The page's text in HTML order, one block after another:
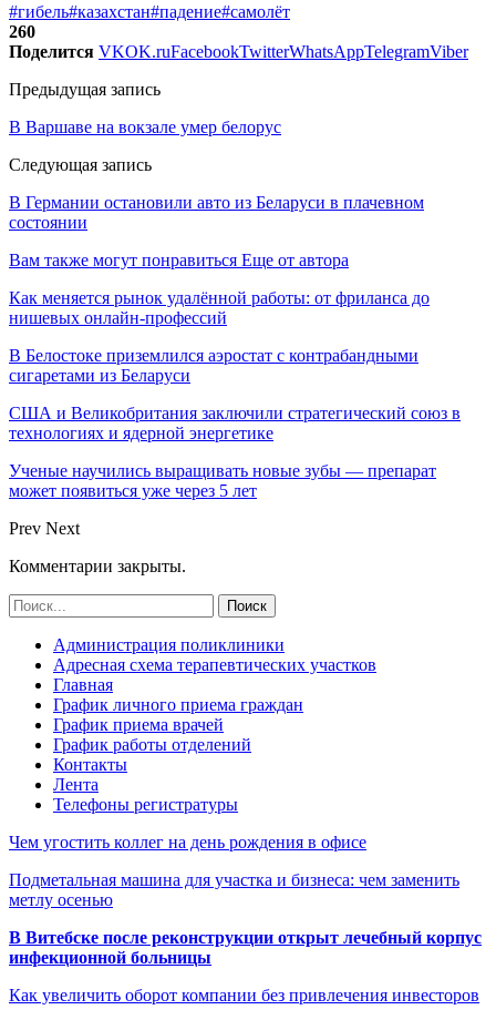
#гибель#казахстан#падение#самолёт
260
Поделится VKOK.ruFacebookTwitterWhatsAppTelegramViber
Предыдущая запись
В Варшаве на вокзале умер белорус
Следующая запись
В Германии остановили авто из Беларуси в плачевном
состоянии
Вам также могут понравиться Еще от автора
Как меняется рынок удалённой работы: от фриланса до
нишевых онлайн-профессий
В Белостоке приземлился аэростат с контрабандными
сигаретами из Беларуси
США и Великобритания заключили стратегический союз в
технологиях и ядерной энергетике
Ученые научились выращивать новые зубы — препарат
может появиться уже через 5 лет
Prev Next
Комментарии закрыты.
Администрация поликлиники
Адресная схема терапевтических участков
Главная
График личного приема граждан
График приема врачей
График работы отделений
Контакты
Лента
Телефоны регистратуры
Чем угостить коллег на день рождения в офисе
Подметальная машина для участка и бизнеса: чем заменить
метлу осенью
В Витебске после реконструкции открыт лечебный корпус
инфекционной больницы
Как увеличить оборот компании без привлечения инвесторов